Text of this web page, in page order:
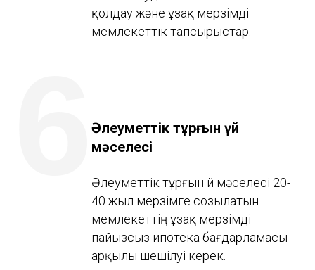
қолдау және ұзақ мерзімді
мемлекеттік тапсырыстар.
Әлеуметтік тұрғын үй
мәселесі
Әлеуметтік тұрғын үй мәселесі 20-
40 жыл мерзімге созылатын
мемлекеттің ұзақ мерзімді
пайызсыз ипотека бағдарламасы
арқылы шешілуі керек.
6